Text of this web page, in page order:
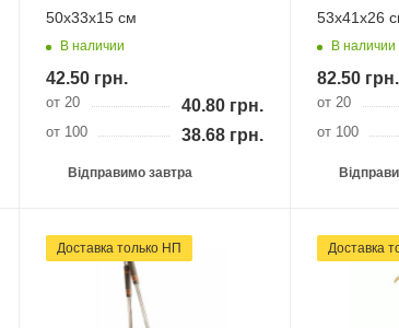
50х33х15 см
В наличии
42.50грн.
от 20 40.80грн.
от 100 38.68грн.
Відправимо завтра
53х41х26
В наличии
82.50грн.
от 20
от 100
Доставка тільки НП Доставка